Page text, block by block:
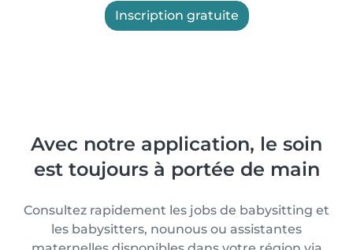
Inscription gratuite
Avec notre application, le soin
est toujours à portée de main
Consultez rapidement les jobs de babysitting et
les babysitters, nounous ou assistantes